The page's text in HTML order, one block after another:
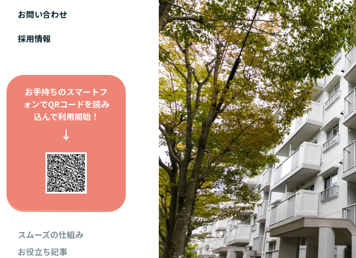
お問い合わせ
採用情報
お手持ちのスマートフ
ォンでQRコードを読み
込んで利用開始！
↓
スムーズの仕組み
お役立ち記事